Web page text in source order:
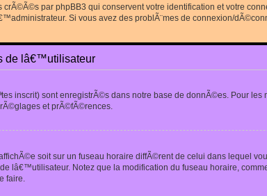
crÃ©Ã©s par phpBB3 qui conservent votre identification et votre
Si vous avez des problÃ¨mes de connexion/
de lâ€™utilisateur
inscrit) sont enregistrÃ©s dans notre base de donnÃ©es. Pour les
et prÃ©fÃ©rences.
soit sur un fuseau horaire diffÃ©rent de celui dans lequel
lâ€™utilisateur. Notez que la modification du fuseau horaire,
faire.